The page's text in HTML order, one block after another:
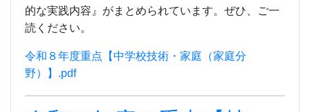
的な実践内容』がまとめられています。ぜひ、ご一
読ください。
令和８年度重点【中学校技術・家庭（家庭分
野）】.pdf